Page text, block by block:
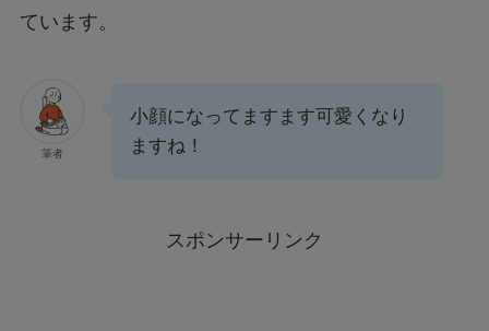
ています。
筆者
小顔になってますます可愛くなり
ますね！
スポンサーリンク